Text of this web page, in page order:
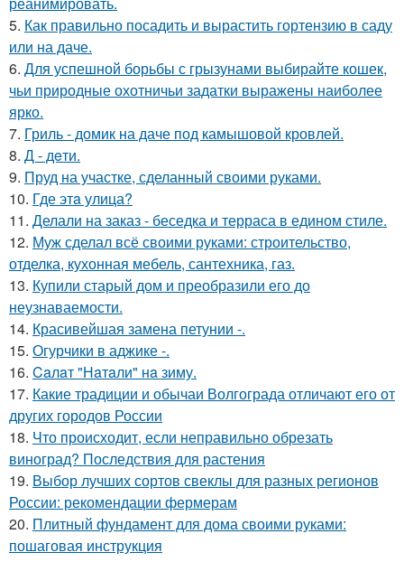
5. Как правильно посадить и вырастить гортензию в саду
или на даче.
6. Для успешной борьбы с грызунами выбирайте кошек,
чьи природные охотничьи задатки выражены наиболее
ярко.
7. Гриль - домик на даче под камышовой кровлей.
8. Д - дeти.
9. Пруд на участке, сделанный своими руками.
10. Где этa улица?
11. Делали на заказ - беседка и терраса в едином стиле.
12. Муж сделал всё своими руками: строительство,
отделка, кухонная мебель, сантехника, газ.
13. Купили старый дом и преобразили его до
неузнаваемости.
14. Красивейшая замена петунии -.
15. Огурчики в аджике -.
16. Caлaт "Нaтaли" нa зиму.
17. Какие традиции и обычаи Волгограда отличают его от
других городов России
18. Что происходит, если неправильно обрезать
виноград? Последствия для растения
19. Выбор лучших сортов свеклы для разных регионов
России: рекомендации фермерам
20. Плитный фундамент для дома своими руками:
пошаговая инструкция